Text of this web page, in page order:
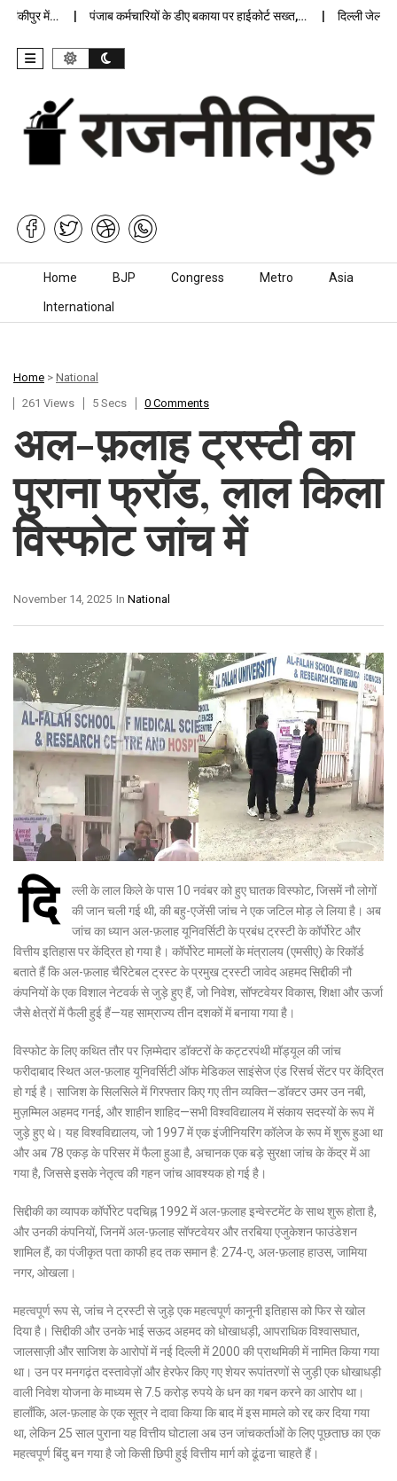
में… पंजाब कर्मचारियों के डीए बकाया पर हाईकोर्ट सख्त,… दिल्ली जेलों में
Skip to content
Home BJP Congress Metro Asia
International
Home > National
261 Views
5 Secs 0 Comments
अल-फ़लाह ट्रस्टी का
पुराना फ्रॉड, लाल किला
विस्फोट जांच में
In National
November 14, 2025
दि
ल्ली के लाल किले के पास 10 नवंबर को हुए घातक विस्फोट, जिसमें नौ लोगों
की जान चली गई थी, की बहु-एजेंसी जांच ने एक जटिल मोड़ ले लिया है। अब
जांच का ध्यान अल-फ़लाह यूनिवर्सिटी के प्रबंध ट्रस्टी के कॉर्पोरेट और
वित्तीय इतिहास पर केंद्रित हो गया है। कॉर्पोरेट मामलों के मंत्रालय (एमसीए) के रिकॉर्ड
बताते हैं कि अल-फ़लाह चैरिटेबल ट्रस्ट के प्रमुख ट्रस्टी जावेद अहमद सिद्दीकी नौ
कंपनियों के एक विशाल नेटवर्क से जुड़े हुए हैं, जो निवेश, सॉफ्टवेयर विकास, शिक्षा और ऊर्जा
जैसे क्षेत्रों में फैली हुई हैं—यह साम्राज्य तीन दशकों में बनाया गया है।
विस्फोट के लिए कथित तौर पर ज़िम्मेदार डॉक्टरों के कट्टरपंथी मॉड्यूल की जांच
फरीदाबाद स्थित अल-फ़लाह यूनिवर्सिटी ऑफ मेडिकल साइंसेज एंड रिसर्च सेंटर पर केंद्रित
हो गई है। साजिश के सिलसिले में गिरफ्तार किए गए तीन व्यक्ति—डॉक्टर उमर उन नबी,
मुज़म्मिल अहमद गनई, और शाहीन शाहिद—सभी विश्वविद्यालय में संकाय सदस्यों के रूप में
जुड़े हुए थे। यह विश्वविद्यालय, जो 1997 में एक इंजीनियरिंग कॉलेज के रूप में शुरू हुआ था
और अब 78 एकड़ के परिसर में फैला हुआ है, अचानक एक बड़े सुरक्षा जांच के केंद्र में आ
गया है, जिससे इसके नेतृत्व की गहन जांच आवश्यक हो गई है।
सिद्दीकी का व्यापक कॉर्पोरेट पदचिह्न 1992 में अल-फ़लाह इन्वेस्टमेंट के साथ शुरू होता है,
और उनकी कंपनियों, जिनमें अल-फ़लाह सॉफ्टवेयर और तरबिया एजुकेशन फाउंडेशन
शामिल हैं, का पंजीकृत पता काफी हद तक समान है: 274-ए, अल-फ़लाह हाउस, जामिया
नगर, ओखला।
महत्वपूर्ण रूप से, जांच ने ट्रस्टी से जुड़े एक महत्वपूर्ण कानूनी इतिहास को फिर से खोल
दिया है। सिद्दीकी और उनके भाई सऊद अहमद को धोखाधड़ी, आपराधिक विश्वासघात,
जालसाज़ी और साजिश के आरोपों में नई दिल्ली में 2000 की प्राथमिकी में नामित किया गया
था। उन पर मनगढ़ंत दस्तावेज़ों और हेरफेर किए गए शेयर रूपांतरणों से जुड़ी एक धोखाधड़ी
वाली निवेश योजना के माध्यम से 7.5 करोड़ रुपये के धन का गबन करने का आरोप था।
हालाँकि, अल-फ़लाह के एक सूत्र ने दावा किया कि बाद में इस मामले को रद्द कर दिया गया
था, लेकिन 25 साल पुराना यह वित्तीय घोटाला अब उन जांचकर्ताओं के लिए पूछताछ का एक
महत्वपूर्ण बिंदु बन गया है जो किसी छिपी हुई वित्तीय मार्ग को ढूंढना चाहते हैं।